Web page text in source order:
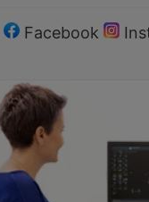
Facebook